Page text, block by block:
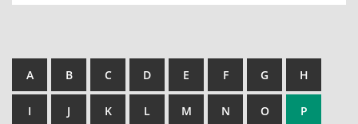
A B C D E F G H
I J K L M N O P